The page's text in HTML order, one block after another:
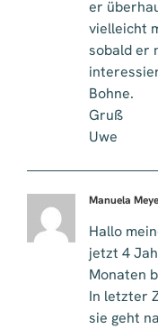
er
vielleicht
sobald er
Bohne.
Gruß
Uwe
Manuela
Hallo
jetzt 4
Monaten
In letzter
sie geht